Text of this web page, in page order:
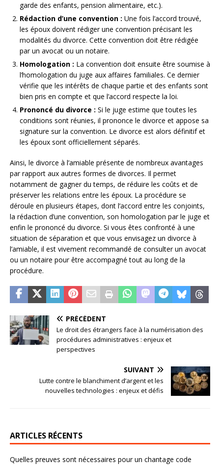
garde des enfants, pension alimentaire, etc.).
Rédaction d’une convention : Une fois l’accord trouvé,
les époux doivent rédiger une convention précisant les
modalités du divorce. Cette convention doit être rédigée
par un avocat ou un notaire.
Homologation : La convention doit ensuite être soumise à
l’homologation du juge aux affaires familiales. Ce dernier
vérifie que les intérêts de chaque partie et des enfants sont
bien pris en compte et que l’accord respecte la loi.
Prononcé du divorce : Si le juge estime que toutes les
conditions sont réunies, il prononce le divorce et appose sa
signature sur la convention. Le divorce est alors définitif et
les époux sont officiellement séparés.
Ainsi, le divorce à l’amiable présente de nombreux avantages
par rapport aux autres formes de divorces. Il permet
notamment de gagner du temps, de réduire les coûts et de
préserver les relations entre les époux. La procédure se
déroule en plusieurs étapes, dont l’accord entre les conjoints,
la rédaction d’une convention, son homologation par le juge et
enfin le prononcé du divorce. Si vous êtes confronté à une
situation de séparation et que vous envisagez un divorce à
l’amiable, il est vivement recommandé de consulter un avocat
ou un notaire pour être accompagné tout au long de la
procédure.
PRÉCÉDENT
Le droit des étrangers face à la numérisation des
procédures administratives : enjeux et
perspectives
SUIVANT
Lutte contre le blanchiment d’argent et les
nouvelles technologies : enjeux et défis
ARTICLES RÉCENTS
Quelles preuves sont nécessaires pour un chantage code